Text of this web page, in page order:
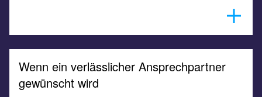
Wenn ein verlässlicher Ansprechpartner
gewünscht wird
Vermögensfragen begleiten Menschen oft über viele
Jahre. Wir stehen unseren Mandanten als ruhiger
Ansprechpartner zur Seite, wenn sich neue Fragen